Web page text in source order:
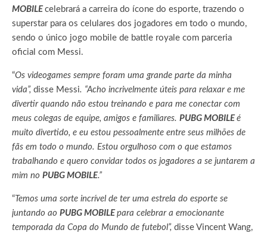
MOBILE celebrará a carreira do ícone do esporte, trazendo o
superstar para os celulares dos jogadores em todo o mundo,
sendo o único jogo mobile de battle royale com parceria
oficial com Messi.
“Os videogames sempre foram uma grande parte da minha
vida”, disse Messi. “Acho incrivelmente úteis para relaxar e me
divertir quando não estou treinando e para me conectar com
meus colegas de equipe, amigos e familiares. PUBG MOBILE é
muito divertido, e eu estou pessoalmente entre seus milhões de
fãs em todo o mundo. Estou orgulhoso com o que estamos
trabalhando e quero convidar todos os jogadores a se juntarem a
mim no PUBG MOBILE.”
“ Temos uma sorte incrível de ter uma estrela do esporte se
juntando ao PUBG MOBILE para celebrar a emocionante
temporada da Copa do Mundo de futebol”, disse Vincent Wang,